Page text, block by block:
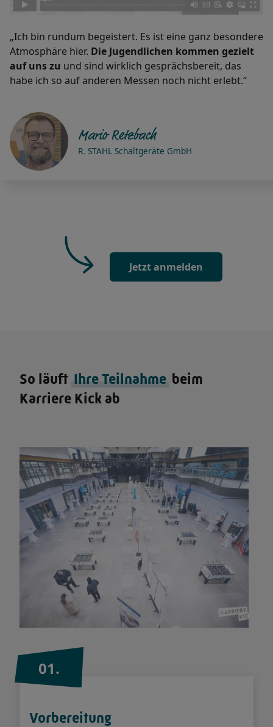
„Ich bin rundum begeistert. Es ist eine ganz besondere
Atmosphäre hier. Die Jugendlichen kommen gezielt
auf uns zu und sind wirklich gesprächsbereit, das
habe ich so auf anderen Messen noch nicht erlebt.“
Mario Retzbach
R. STAHL Schaltgeräte GmbH
Jetzt anmelden
So läuft Ihre Teilnahme beim
Karriere Kick ab
01.
Vorbereitung